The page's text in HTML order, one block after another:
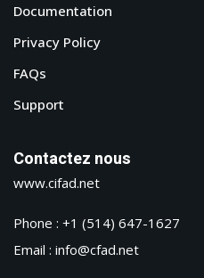
Documentation
Privacy Policy
FAQs
Support
Contactez nous
www.cifad.net
Phone : +1 (514) 647-1627
Email : info@cfad.net